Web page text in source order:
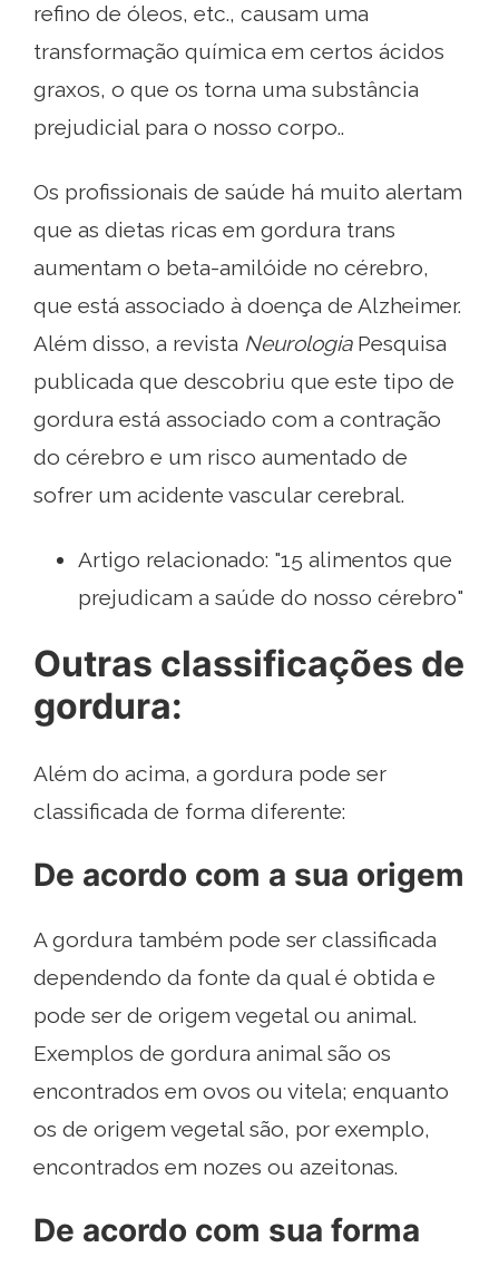
refino de óleos, etc., causam uma
transformação química em certos ácidos
graxos, o que os torna uma substância
prejudicial para o nosso corpo..
Os profissionais de saúde há muito alertam
que as dietas ricas em gordura trans
aumentam o beta-amilóide no cérebro,
que está associado à doença de Alzheimer.
Além disso, a revista NeurologiaPesquisa
publicada que descobriu que este tipo de
gordura está associado com a contração
do cérebro e um risco aumentado de
sofrer um acidente vascular cerebral.
Artigo relacionado: "15 alimentos que
prejudicam a saúde do nosso cérebro"
Outras classificações de
gordura:
Além do acima, a gordura pode ser
classificada de forma diferente:
De acordo com a sua origem
A gordura também pode ser classificada
dependendo da fonte da qual é obtida e
pode ser de origem vegetal ou animal.
Exemplos de gordura animal são os
encontrados em ovos ou vitela; enquanto
os de origem vegetal são, por exemplo,
encontrados em nozes ou azeitonas.
De acordo com sua forma